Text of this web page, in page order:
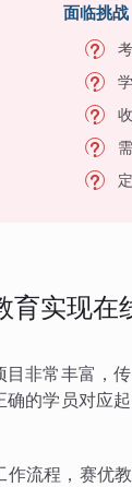
面临挑战
育实现在
非常丰富，
确的学员对应
作流程，赛优